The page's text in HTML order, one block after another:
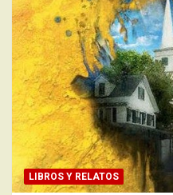
LIBROS Y RELATOS